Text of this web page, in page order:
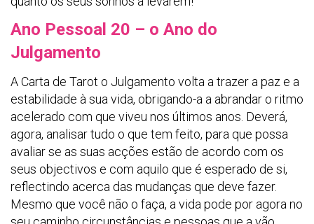
Ano Pessoal 20 – o Ano do
Julgamento
A Carta de Tarot o Julgamento volta a trazer a paz e a
estabilidade à sua vida, obrigando-a a abrandar o ritmo
acelerado com que viveu nos últimos anos. Deverá,
agora, analisar tudo o que tem feito, para que possa
avaliar se as suas acções estão de acordo com os
seus objectivos e com aquilo que é esperado de si,
reflectindo acerca das mudanças que deve fazer.
Mesmo que você não o faça, a vida pode por agora no